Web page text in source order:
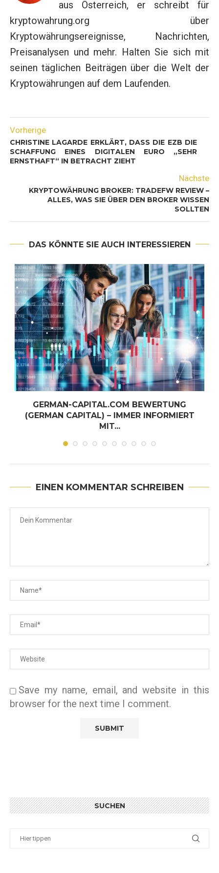
aus Österreich, er schreibt für
kryptowahrung.org über
Kryptowährungsereignisse, Nachrichten,
Preisanalysen und mehr. Halten Sie sich mit
seinen täglichen Beiträgen über die Welt der
Kryptowährungen auf dem Laufenden.
Vorherige
CHRISTINE LAGARDE ERKLÄRT, DASS DIE EZB DIE
SCHAFFUNG EINES DIGITALEN EURO „SEHR
ERNSTHAFT“ IN BETRACHT ZIEHT
Nächste
KRYPTOWÄHRUNG BROKER: TRADEFW REVIEW –
ALLES, WAS SIE ÜBER DEN BROKER WISSEN
SOLLTEN
DAS KÖNNTE SIE AUCH INTERESSIEREN
GERMAN-CAPITAL.COM BEWERTUNG
(GERMAN CAPITAL) – IMMER INFORMIERT
MIT...
EINEN KOMMENTAR SCHREIBEN
Save my name, email, and website in this
browser for the next time I comment.
SUCHEN